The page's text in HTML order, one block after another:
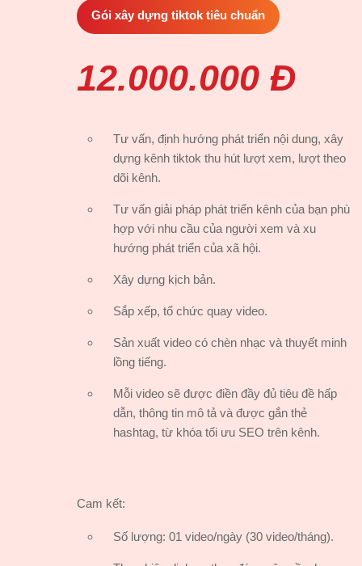
Gói xây dựng tiktok tiêu chuẩn
12.000.000 Đ
Tư vấn, định hướng phát triển nội dung, xây
dựng kênh tiktok thu hút lượt xem, lượt theo
dõi kênh.
Tư vấn giải pháp phát triển kênh của bạn phù
hợp với nhu cầu của người xem và xu
hướng phát triển của xã hội.
Xây dựng kịch bản.
Sắp xếp, tổ chức quay video.
Sản xuất video có chèn nhạc và thuyết minh
lồng tiếng.
Mỗi video sẽ được điền đầy đủ tiêu đề hấp
dẫn, thông tin mô tả và được gắn thẻ
hashtag, từ khóa tối ưu SEO trên kênh.
Cam kết:
Số lượng: 01 video/ngày (30 video/tháng).